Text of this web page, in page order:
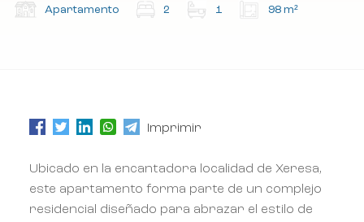
Apartamento 2 1 98 m²
Imprimir
Ubicado en la encantadora localidad de Xeresa,
este apartamento forma parte de un complejo
residencial diseñado para abrazar el estilo de